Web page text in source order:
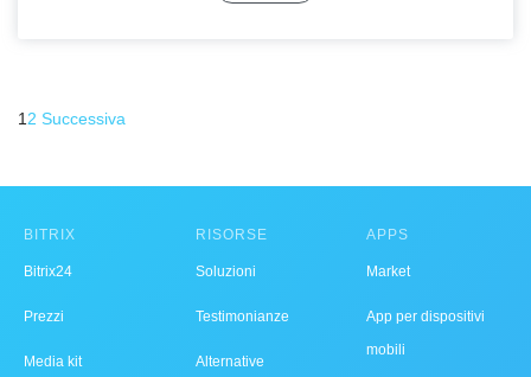
1 2 Successiva
BITRIX
Bitrix24
Prezzi
Media kit
RISORSE
Soluzioni
Testimonianze
Alternative
APPS
Market
App per dispositivi
mobili